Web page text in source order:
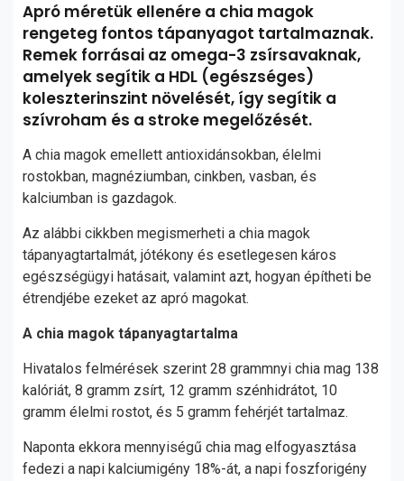
Apró méretük ellenére a chia magok
rengeteg fontos tápanyagot tartalmaznak.
Remek forrásai az omega-3 zsírsavaknak,
amelyek segítik a HDL (egészséges)
koleszterinszint növelését, így segítik a
szívroham és a stroke megelőzését.
A chia magok emellett antioxidánsokban, élelmi
rostokban, magnéziumban, cinkben, vasban, és
kalciumban is gazdagok.
Az alábbi cikkben megismerheti a chia magok
tápanyagtartalmát, jótékony és esetlegesen káros
egészségügyi hatásait, valamint azt, hogyan építheti be
étrendjébe ezeket az apró magokat.
A chia magok tápanyagtartalma
Hivatalos felmérések szerint 28 grammnyi chia mag 138
kalóriát, 8 gramm zsírt, 12 gramm szénhidrátot, 10
gramm élelmi rostot, és 5 gramm fehérjét tartalmaz.
Naponta ekkora mennyiségű chia mag elfogyasztása
fedezi a napi kalciumigény 18%-át, a napi foszforigény